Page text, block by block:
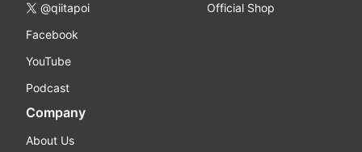
@qiitapoi
Facebook
YouTube
Podcast
Official Shop
Company
About Us